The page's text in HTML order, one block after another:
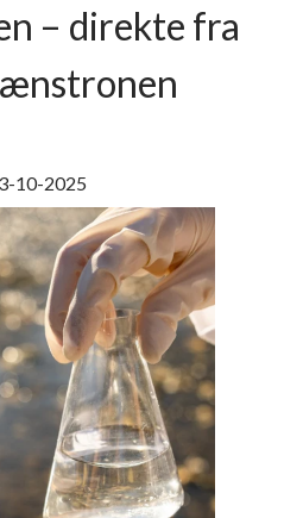
– direkte fra
10-2025